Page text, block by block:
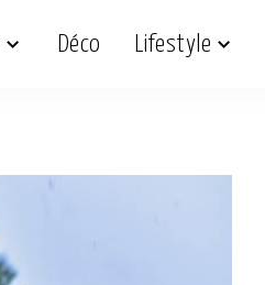
Déco Lifestyle